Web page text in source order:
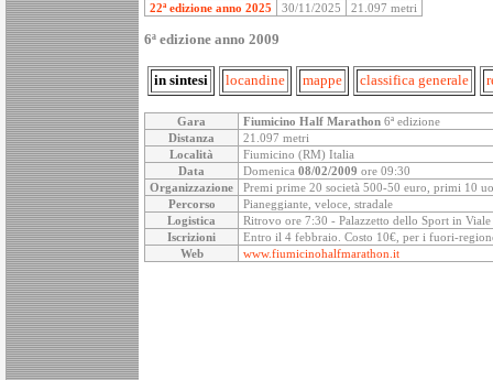
22ª edizione anno 2025
30/11/2025 21.097 metri
6ª edizione anno 2009
in sintesi locandine mappe classifica generale
Gara Fiumicino Half Marathon 6ª edizione
Distanza
21.097 metri
Località
Fiumicino (RM) Italia
Data
Domenica 08/02/2009 ore 09:30
Organizzazione
Premi prime 20 società 500-50 euro, primi 10
Percorso
Pianeggiante, veloce, stradale
Logistica
Ritrovo ore 7:30 - Palazzetto dello Sport in
Iscrizioni
Entro il 4 febbraio. Costo 10€, per i fuori-
Web
www.fiumicinohalfmarathon.it